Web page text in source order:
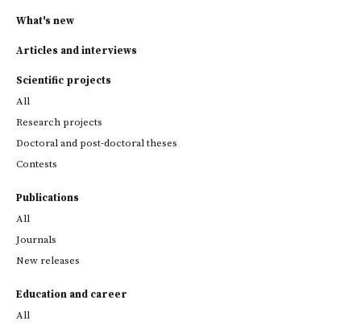
What's new
Articles and interviews
Scientific projects
All
Research projects
Doctoral and post-doctoral theses
Contests
Publications
All
Journals
New releases
Education and career
All